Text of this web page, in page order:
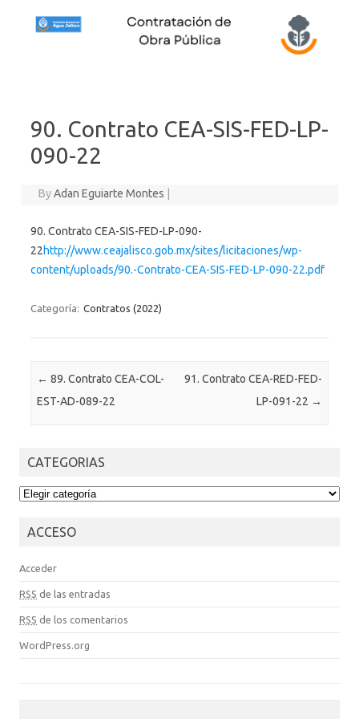
90. Contrato CEA-SIS-FED-LP-
090-22
ByAdan Eguiarte Montes
90. Contrato CEA-SIS-FED-LP-090-
22http://www.ceajalisco.gob.mx/sites/licitaciones/wp-
content/uploads/90.-Contrato-CEA-SIS-FED-LP-090-22.pdf
Categoría: Contratos (2022)
Post navigation
← 89. Contrato CEA-COL-
EST-AD-089-22
91. Contrato CEA-RED-FED-
LP-091-22 →
CATEGORIAS
CATEGORIAS
ACCESO
Acceder
RSS de las entradas
RSS de los comentarios
WordPress.org